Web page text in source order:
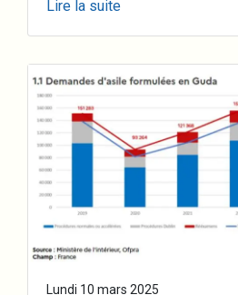
Lire la suite
Lundi 10 mars 2025